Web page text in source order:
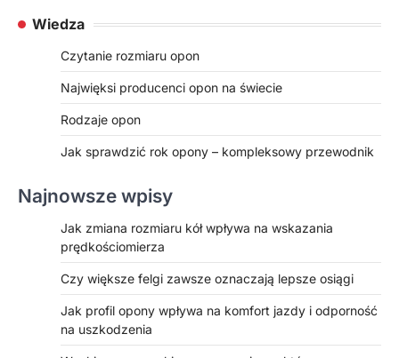
Wiedza
Czytanie rozmiaru opon
Najwięksi producenci opon na świecie
Rodzaje opon
Jak sprawdzić rok opony – kompleksowy przewodnik
Najnowsze wpisy
Jak zmiana rozmiaru kół wpływa na wskazania
prędkościomierza
Czy większe felgi zawsze oznaczają lepsze osiągi
Jak profil opony wpływa na komfort jazdy i odporność
na uszkodzenia